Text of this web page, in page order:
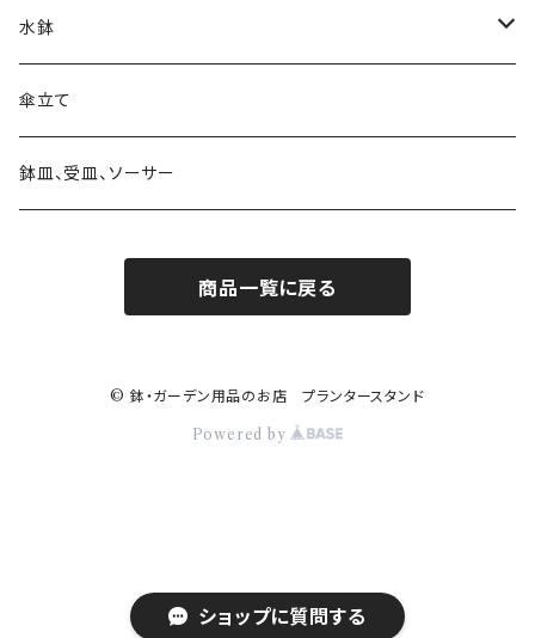
ショップに質問する
素材 セメント・ファイバー
素材 ブリキ
素材 陶器
素材 プラスティック
素材 アイアン・鉄製
素材 ウッド・木製
ピック・トレリス
素材 アイアン・鉄製
素材 ウッド・木製
サインボード・スタンド
ハンギングベル
素材 レジン樹脂
素材 セメント
素材 アイアン・鉄製
素材 ブリキ
大きさ 6～8号
大きさ 9号以上
かご・バスケットの鉢カバー
ガーデンバスケット ハーベストバスケット
蚊遣り 蚊取り線香ホルダー
日よけ帽子・グローブ
水鉢
陶器
ガラス
傘立て
鉢皿、受皿、ソーサー
商品一覧に戻る
© 鉢・ガーデン用品のお店 プランタースタンド
Powered by